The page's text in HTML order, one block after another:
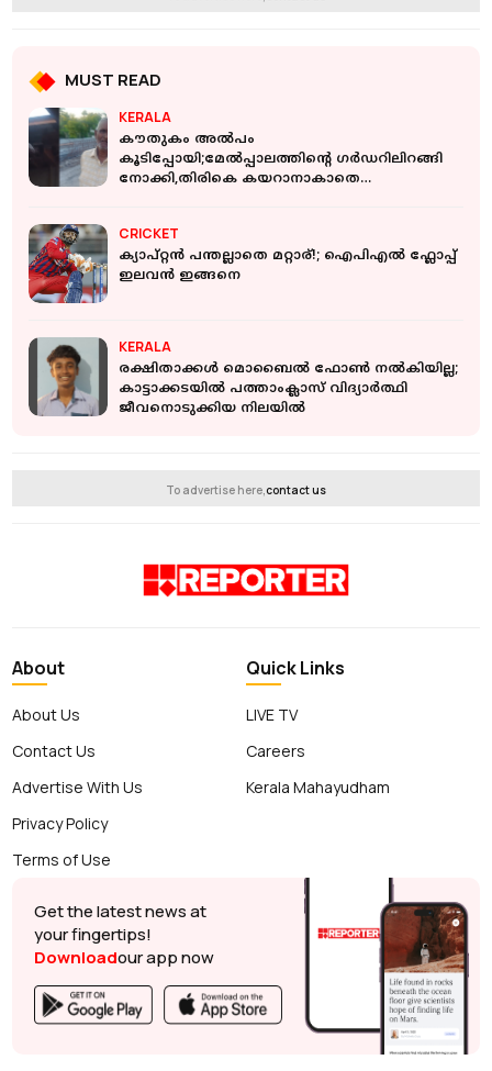
MUST READ
KERALA
കൗതുകം അൽപം
കൂടിപ്പോയി;മേൽപ്പാലത്തിന്റെ ഗർഡറിലിറങ്ങി
നോക്കി,തിരികെ കയറാനാകാതെ
CRICKET
ക്യാപ്റ്റൻ പന്തല്ലാതെ മറ്റാര്!; ഐപിഎൽ ഫ്ലോപ്പ്
ഇലവൻ ഇങ്ങനെ
KERALA
രക്ഷിതാക്കൾ മൊബൈൽ ഫോൺ നൽകിയില്ല;
കാട്ടാക്കടയിൽ പത്താംക്ലാസ് വിദ്യാർത്ഥി
ജീവനൊടുക്കിയ നിലയിൽ
To advertise here,contact us
About
About Us
Contact Us
Advertise With Us
Privacy Policy
Terms of Use
Quick Links
LIVE TV
Careers
Kerala Mahayudham
Get the latest news at
your fingertips!
Downloadour app now